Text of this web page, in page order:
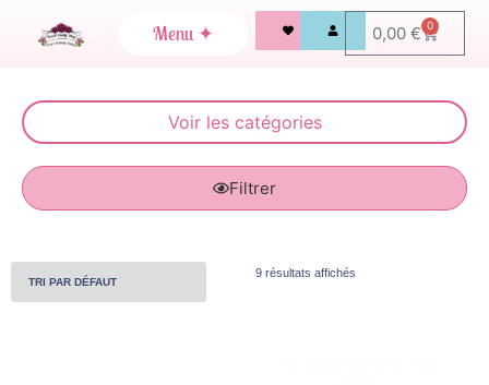
0,00 € 0
Filtrer
9 résultats affichés